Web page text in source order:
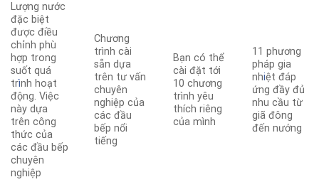
Lượng nước
đặc biệt
được điều
chỉnh phù
hợp trong
suốt quá
trình hoạt
động. Việc
này dựa
trên công
thức của
các đầu bếp
chuyên
nghiệp
Chương
trình cài
sẵn dựa
trên tư vấn
chuyên
nghiệp của
các đầu
bếp nổi
tiếng
Bạn có thể
cài đặt tới
10 chương
trình yêu
thích riêng
của mình
11 phương
pháp gia
nhiệt đáp
ứng đầy đủ
nhu cầu từ
giã đông
đến nướng